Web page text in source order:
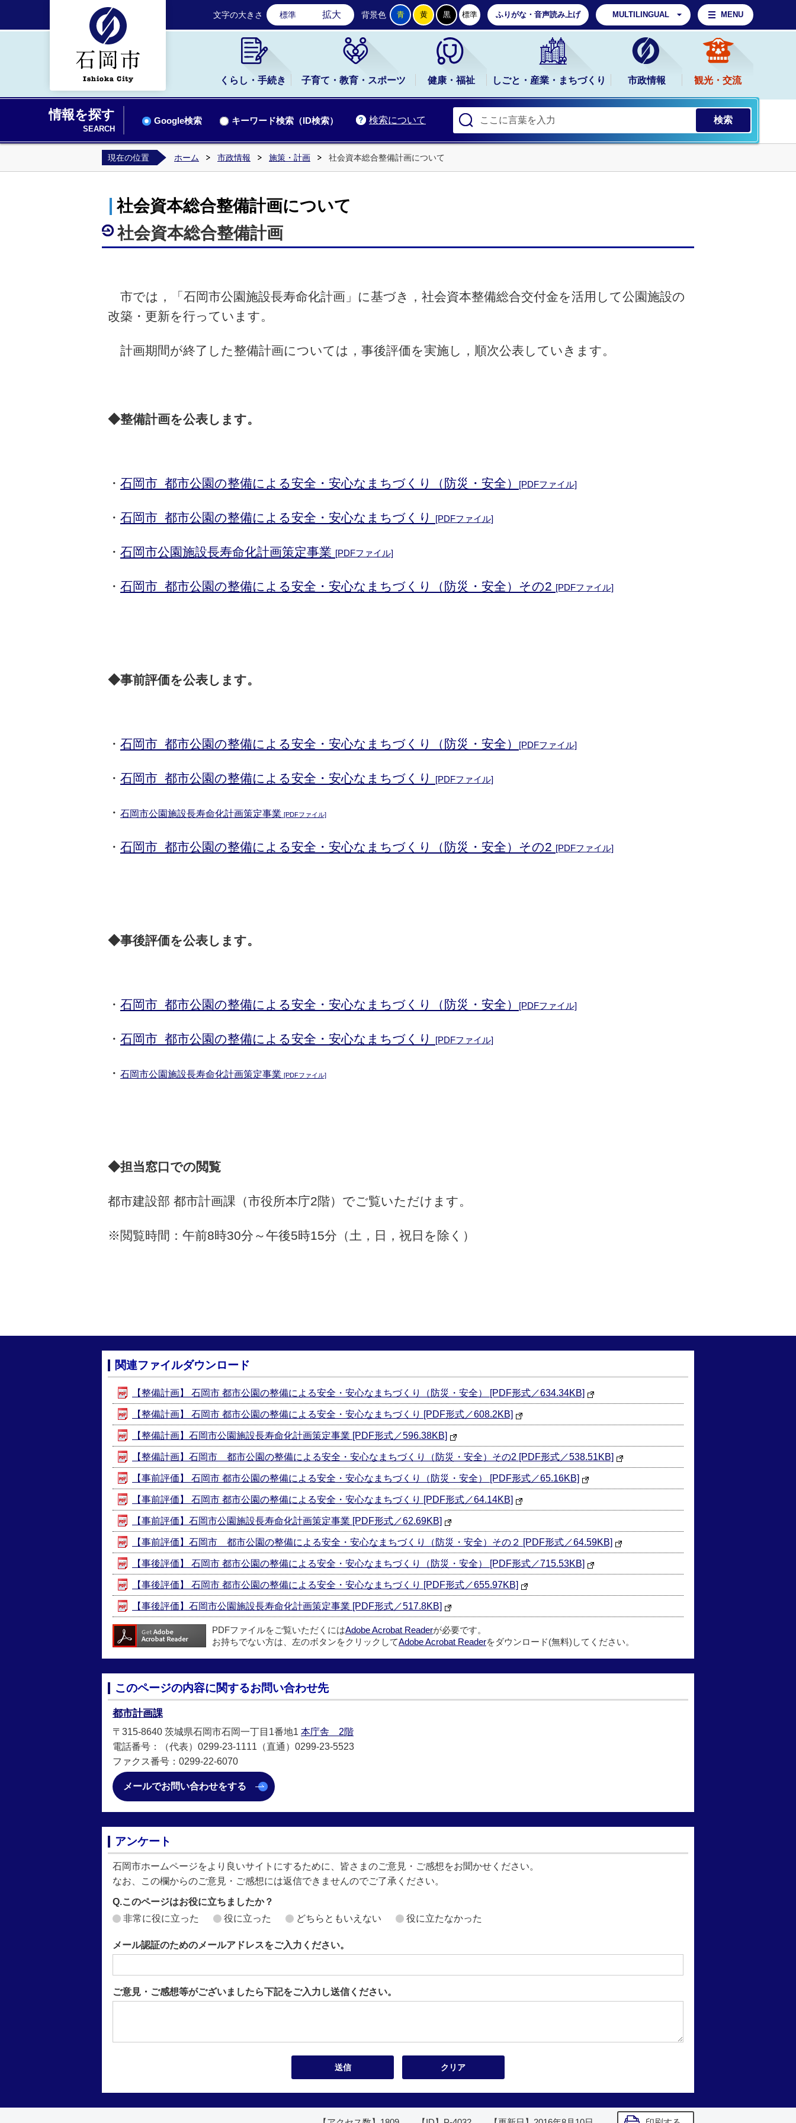
石岡市公式ホームページ
文字の大きさ 標準 拡大 背景色 青 黄 黒 標準 ふりがな・音声読み上げ MULTILINGUAL MENU
くらし・手続き 子育て・教育・スポーツ 健康・福祉 しごと・産業・まちづくり 市政情報 観光・交流
情報を探す
SEARCH
検索について
Google検索 キーワード検索（ID検索）
現在の位置 ホーム 市政情報 施策・計画 社会資本総合整備計画について
社会資本総合整備計画について
社会資本総合整備計画
市では，「石岡市公園施設長寿命化計画」に基づき，社会資本整備総合交付金を活用して公園施設の
改築・更新を行っています。
計画期間が終了した整備計画については，事後評価を実施し，順次公表していきます。
◆整備計画を公表します。
・ 石岡市 都市公園の整備による安全・安心なまちづくり（防災・安全） [PDFファイル]
・ 石岡市 都市公園の整備による安全・安心なまちづくり [PDFファイル]
・ 石岡市公園施設長寿命化計画策定事業 [PDFファイル]
・ 石岡市 都市公園の整備による安全・安心なまちづくり（防災・安全）その2 [PDFファイル]
◆事前評価を公表します。
・ 石岡市 都市公園の整備による安全・安心なまちづくり（防災・安全） [PDFファイル]
・ 石岡市 都市公園の整備による安全・安心なまちづくり [PDFファイル]
・ 石岡市公園施設長寿命化計画策定事業 [PDFファイル]
・ 石岡市 都市公園の整備による安全・安心なまちづくり（防災・安全）その2 [PDFファイル]
◆事後評価を公表します。
・ 石岡市 都市公園の整備による安全・安心なまちづくり（防災・安全） [PDFファイル]
・ 石岡市 都市公園の整備による安全・安心なまちづくり [PDFファイル]
・ 石岡市公園施設長寿命化計画策定事業 [PDFファイル]
◆担当窓口での閲覧
都市建設部 都市計画課（市役所本庁2階）でご覧いただけます。
※閲覧時間：午前8時30分～午後5時15分（土，日，祝日を除く）
関連ファイルダウンロード
【整備計画】 石岡市 都市公園の整備による安全・安心なまちづくり（防災・安全） [PDF形式／634.34KB]
【整備計画】 石岡市 都市公園の整備による安全・安心なまちづくり [PDF形式／608.2KB]
【整備計画】石岡市公園施設長寿命化計画策定事業 [PDF形式／596.38KB]
【整備計画】石岡市 都市公園の整備による安全・安心なまちづくり（防災・安全）その2 [PDF形式／538.51KB]
【事前評価】 石岡市 都市公園の整備による安全・安心なまちづくり（防災・安全） [PDF形式／65.16KB]
【事前評価】 石岡市 都市公園の整備による安全・安心なまちづくり [PDF形式／64.14KB]
【事前評価】石岡市公園施設長寿命化計画策定事業 [PDF形式／62.69KB]
【事前評価】石岡市 都市公園の整備による安全・安心なまちづくり（防災・安全）その２ [PDF形式／64.59KB]
【事後評価】 石岡市 都市公園の整備による安全・安心なまちづくり（防災・安全） [PDF形式／715.53KB]
【事後評価】 石岡市 都市公園の整備による安全・安心なまちづくり [PDF形式／655.97KB]
【事後評価】石岡市公園施設長寿命化計画策定事業 [PDF形式／517.8KB]
PDFファイルをご覧いただくにはAdobe Acrobat Readerが必要です。
お持ちでない方は、左のボタンをクリックしてAdobe Acrobat Readerをダウンロード(無料)してください。
このページの内容に関するお問い合わせ先
都市計画課
〒315-8640 茨城県石岡市石岡一丁目1番地1 本庁舎 2階
電話番号：（代表）0299-23-1111（直通）0299-23-5523
ファクス番号：0299-22-6070
メールでお問い合わせをする
アンケート
石岡市ホームページをより良いサイトにするために、皆さまのご意見・ご感想をお聞かせください。
なお、この欄からのご意見・ご感想には返信できませんのでご了承ください。
Q.このページはお役に立ちましたか？
非常に役に立った
役に立った どちらともいえない 役に立たなかった
メール認証のためのメールアドレスをご入力ください。
ご意見・ご感想等がございましたら下記をご入力し送信ください。